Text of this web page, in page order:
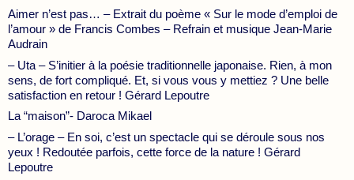
Aimer n’est pas… – Extrait du poème « Sur le mode d’emploi de
l’amour » de Francis Combes – Refrain et musique Jean-Marie
Audrain
– Uta – S’initier à la poésie traditionnelle japonaise. Rien, à mon
sens, de fort compliqué. Et, si vous vous y mettiez ? Une belle
satisfaction en retour ! Gérard Lepoutre
La “maison”- Daroca Mikael
– L’orage – En soi, c’est un spectacle qui se déroule sous nos
yeux ! Redoutée parfois, cette force de la nature ! Gérard
Lepoutre